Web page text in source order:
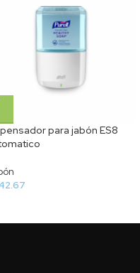
para jabón ES8